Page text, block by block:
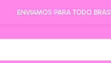
ENVIAMOS PARA TODO BRASIL